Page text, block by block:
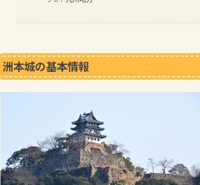
洲本城の基本情報